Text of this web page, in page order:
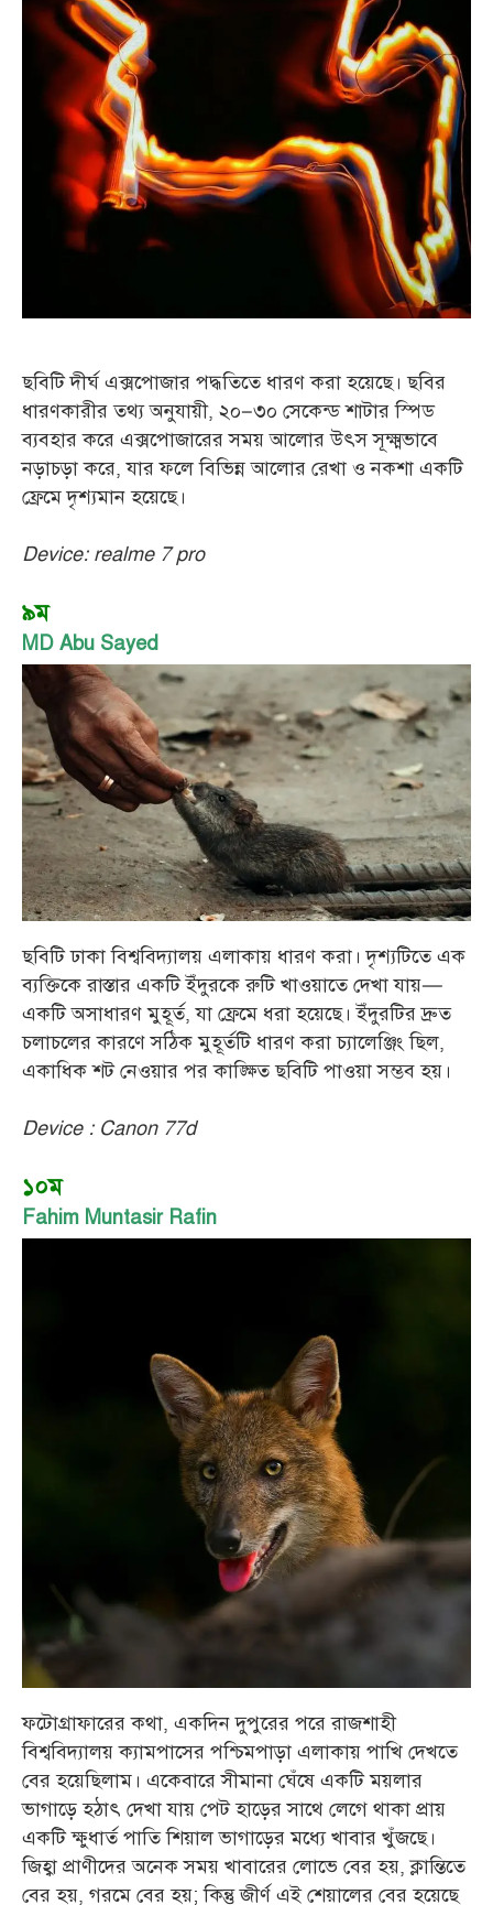
ছবিটি দীর্ঘ এক্সপোজার পদ্ধতিতে ধারণ করা হয়েছে। ছবির
ধারণকারীর তথ্য অনুযায়ী, ২০–৩০ সেকেন্ড শাটার স্পিড
ব্যবহার করে এক্সপোজারের সময় আলোর উৎস সূক্ষ্মভাবে
নড়াচড়া করে, যার ফলে বিভিন্ন আলোর রেখা ও নকশা একটি
ফ্রেমে দৃশ্যমান হয়েছে।
Device: realme 7 pro
৯ম
MD Abu Sayed
ছবিটি ঢাকা বিশ্ববিদ্যালয় এলাকায় ধারণ করা। দৃশ্যটিতে এক
ব্যক্তিকে রাস্তার একটি ইঁদুরকে রুটি খাওয়াতে দেখা যায়—
একটি অসাধারণ মুহূর্ত, যা ফ্রেমে ধরা হয়েছে। ইঁদুরটির দ্রুত
চলাচলের কারণে সঠিক মুহূর্তটি ধারণ করা চ্যালেঞ্জিং ছিল,
একাধিক শট নেওয়ার পর কাঙ্ক্ষিত ছবিটি পাওয়া সম্ভব হয়।
Device : Canon 77d
১০ম
Fahim Muntasir Rafin
ফটোগ্রাফারের কথা, একদিন দুপুরের পরে রাজশাহী
বিশ্ববিদ্যালয় ক্যামপাসের পশ্চিমপাড়া এলাকায় পাখি দেখতে
বের হয়েছিলাম। একেবারে সীমানা ঘেঁষে একটি ময়লার
ভাগাড়ে হঠাৎ দেখা যায় পেট হাড়ের সাথে লেগে থাকা প্রায়
একটি ক্ষুধার্ত পাতি শিয়াল ভাগাড়ের মধ্যে খাবার খুঁজছে।
জিহ্বা প্রাণীদের অনেক সময় খাবারের লোভে বের হয়, ক্লান্তিতে
বের হয়, গরমে বের হয়; কিন্তু জীর্ণ এই শেয়ালের বের হয়েছে